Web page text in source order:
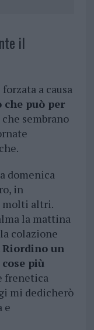
il
a causa
può per
sembrano
domenica
in
molti altri.
la mattina
colazione
Riordino un
più
frenetica
mi dedicherò
e